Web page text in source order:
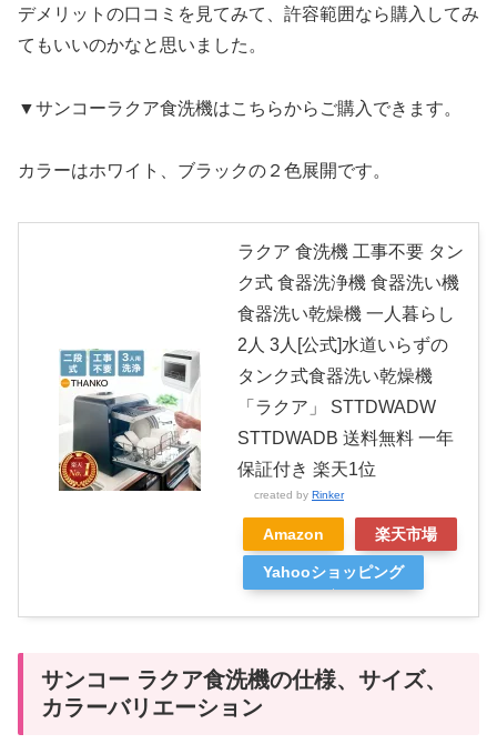
デメリットの口コミを見てみて、許容範囲なら購入してみ
てもいいのかなと思いました。
▼サンコーラクア食洗機はこちらからご購入できます。
カラーはホワイト、ブラックの２色展開です。
ラクア 食洗機 工事不要 タン
ク式 食器洗浄機 食器洗い機
食器洗い乾燥機 一人暮らし
2人 3人[公式]水道いらずの
タンク式食器洗い乾燥機
「ラクア」 STTDWADW
STTDWADB 送料無料 一年
保証付き 楽天1位
created by Rinker
Amazon 楽天市場
Yahooショッピング
サンコー ラクア食洗機の仕様、サイズ、
カラーバリエーション